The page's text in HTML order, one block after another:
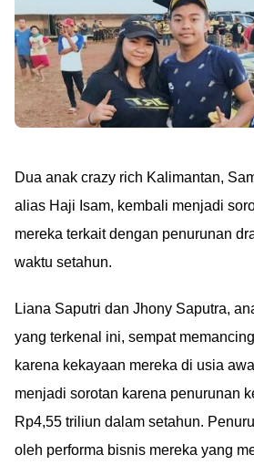
Dua anak crazy rich Kalimantan,
alias Haji Isam, kembali menjadi
mereka terkait dengan penurunan
waktu setahun.
Liana Saputri dan Jhony Saputra,
yang terkenal ini, sempat
karena kekayaan mereka di usia
menjadi sorotan karena penurunan
Rp4,55 triliun dalam setahun.
oleh performa bisnis mereka yang